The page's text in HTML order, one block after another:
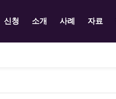
신청 소개 사례 자료